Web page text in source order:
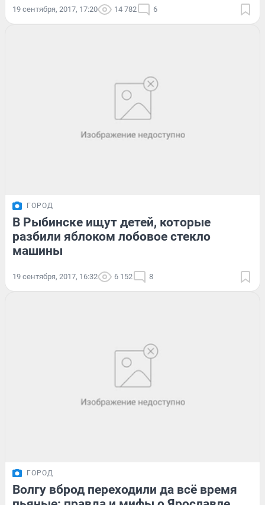
19 сентября, 2017, 17:20 14 782 6
ГОРОД
В Рыбинске ищут детей, которые
разбили яблоком лобовое стекло
машины
19 сентября, 2017, 16:32 6 152 8
ГОРОД
Волгу вброд переходили да всё время